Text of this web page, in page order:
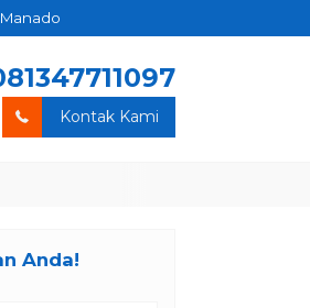
Kontak Kami
Anda!